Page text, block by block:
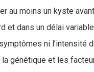
au moins un kyste
et dans un délai
ni l’intensité
génétique et les